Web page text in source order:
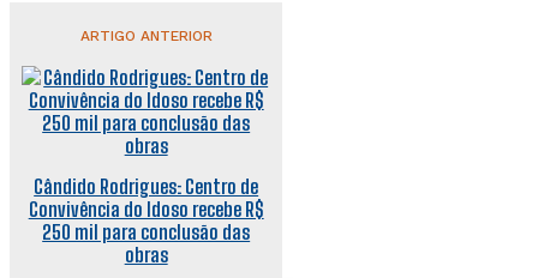
ARTIGO ANTERIOR
Cândido Rodrigues: Centro de
Convivência do Idoso recebe R$
250 mil para conclusão das
obras